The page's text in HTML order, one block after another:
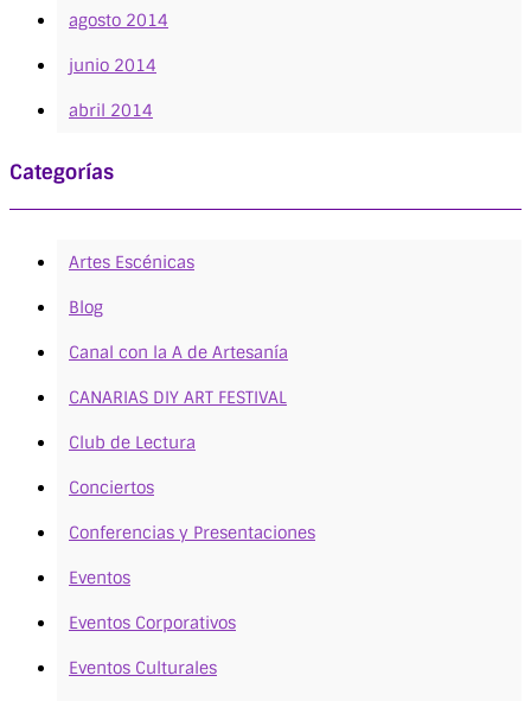
agosto 2014
junio 2014
abril 2014
Categorías
Artes Escénicas
Blog
Canal con la A de Artesanía
CANARIAS DIY ART FESTIVAL
Club de Lectura
Conciertos
Conferencias y Presentaciones
Eventos
Eventos Corporativos
Eventos Culturales